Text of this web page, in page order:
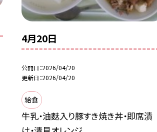
4月20日
公開日 2026/04/20
更新日 2026/04/20
給食
牛乳・油麩入り豚すき焼き丼・即席漬